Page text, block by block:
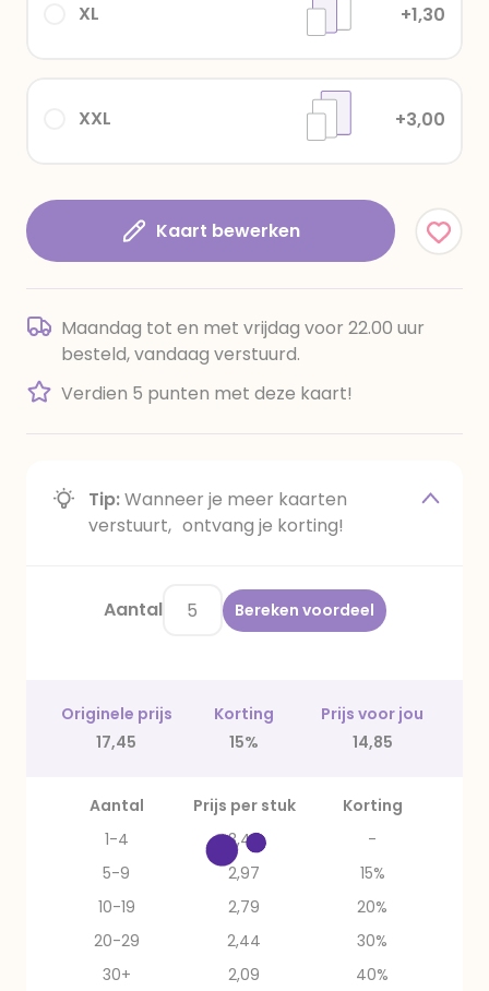
XXL +3,00
XL +1,30
Kaart bewerken
Maandag tot en met vrijdag voor 22.00 uur
besteld, vandaag verstuurd.
Verdien 5 punten met deze kaart!
Tip:Wanneer je meer kaarten
verstuurt, ontvang je korting!
Aantal Bereken voordeel
Originele prijs Korting
Prijs voor jou
17,45
15% 14,85
Aantal Prijs per stuk
Korting
1-4
3,49
-
5-9
2,97
15%
10-19
2,79
20%
20-29
2,44
30%
30+
2,09 40%